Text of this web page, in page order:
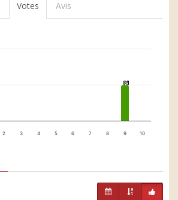
Votes Avis
2
2
2 3 4 5 6 7 8 9 10